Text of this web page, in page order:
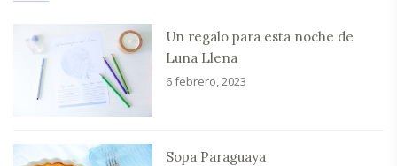
Un regalo para esta noche de
Luna Llena
6 febrero, 2023
Sopa Paraguaya